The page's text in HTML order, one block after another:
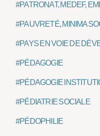
#PATRONAT, MEDEF,
#PAUVRETÉ, MINIMA
#PAYS EN VOIE DE
#PÉDAGOGIE
#PÉDAGOGIE
#PÉDIATRIE SOCIALE
#PÉDOPHILIE